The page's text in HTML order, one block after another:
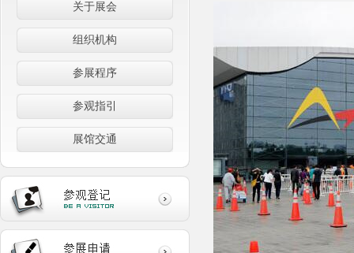
关于展会
组织机构
参展程序
参观指引
展馆交通